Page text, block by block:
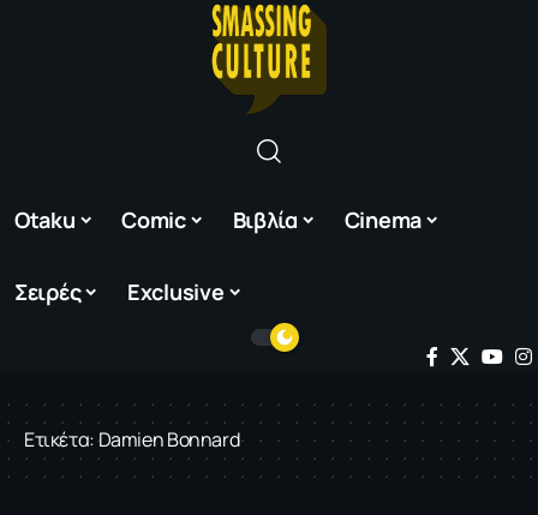
Otaku Comic Βιβλία Cinema
Σειρές Exclusive
Ετικέτα:Damien Bonnard